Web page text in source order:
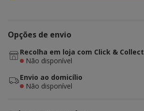
Opções de envio
Recolha em loja com Click & Collect
Não disponível
Envio ao domicílio
Não disponível